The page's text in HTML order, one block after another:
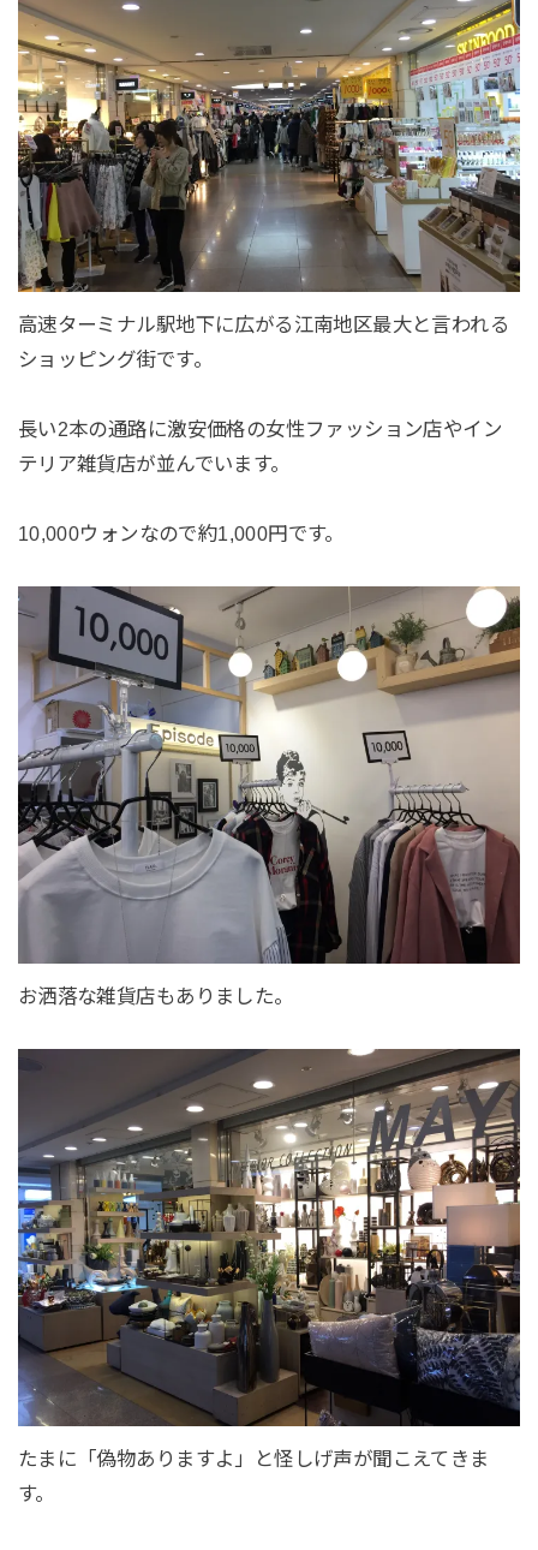
高速ターミナル駅地下に広がる江南地区最大と言われる
ショッピング街です。
長い2本の通路に激安価格の女性ファッション店やイン
テリア雑貨店が並んでいます。
10,000ウォンなので約1,000円です。
お洒落な雑貨店もありました。
たまに「偽物ありますよ」と怪しげ声が聞こえてきま
す。